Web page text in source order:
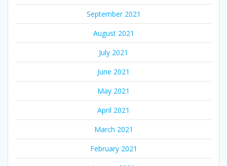
September 2021
August 2021
July 2021
June 2021
May 2021
April 2021
March 2021
February 2021